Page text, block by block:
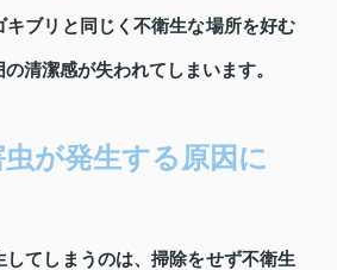
キブリと同じく不衛生な場所を好む
清潔感が失われてしまいます。
が発生する原因に
してしまうのは、掃除をせず不衛生